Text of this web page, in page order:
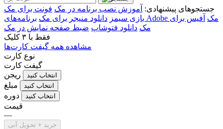
جستجوهای پیشنهادی: آموزش نصب برنامه در مک فونت برای مک
بازی سیمز دانلود منیجر برای مک برنامه‌های Adobe مک آفیس برای
مک دانلود فتوشاپ ضبط صفحه نمایش در مک
فقط با ۳ کلیک
مشاهده همه گیفت کارت‌ها
نوع کارت
گیفت کارت
ریجن
انتخاب کنید
مبلغ انتخاب کنید
دوره انتخاب کنید
قیمت
—
خرید + تحویل آنی